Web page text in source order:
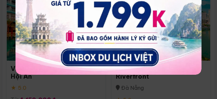
Vinpearl Resort & Golf Nam
Hội An
★ 5.0
Melia Vinpearl Danang
Riverfront
Đà Nẵng